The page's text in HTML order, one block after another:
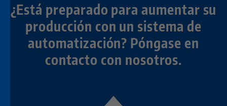
¿Está preparado para aumentar su
producción con un sistema de
automatización? Póngase en
contacto con nosotros.